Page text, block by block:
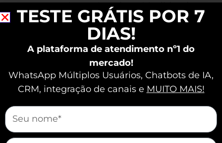
A Data Science é exploratória, lidando
com dados não estruturados e
utilizando inteligência artificial para
inovar soluções.
“Após adotar estratégias de BI, nossa
transportadora viu uma melhora de
25% na eficiência operacional em
apenas um mês.”
TESTE GRÁTIS POR 7
DIAS!
A plataforma de atendimento nº1 do
mercado!
WhatsApp Múltiplos Usuários, Chatbots de IA,
CRM, integração de canais e MUITO MAIS!
mauticform[nome]